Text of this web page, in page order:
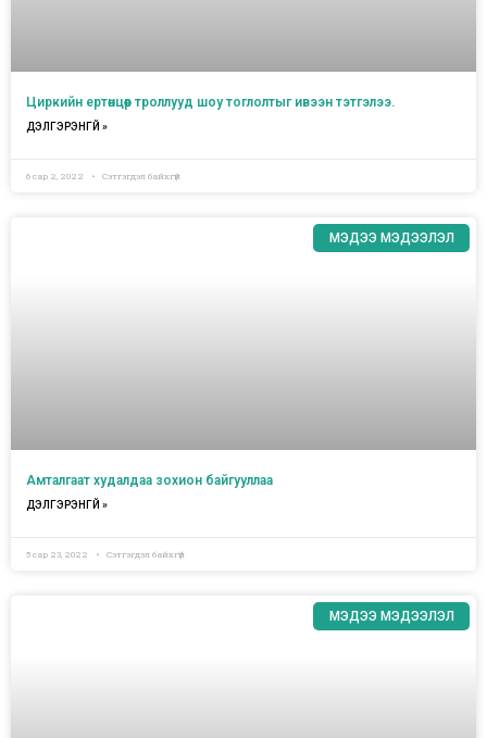
Циркийн ертөнцөөр троллууд шоу тоглолтыг ивээн тэтгэлээ.
ДЭЛГЭРЭНГҮЙ »
6 сар 2, 2022 Сэтгэгдэл байхгүй
МЭДЭЭ МЭДЭЭЛЭЛ
Амталгаат худалдаа зохион байгууллаа
ДЭЛГЭРЭНГҮЙ »
5 сар 23, 2022 Сэтгэгдэл байхгүй
МЭДЭЭ МЭДЭЭЛЭЛ